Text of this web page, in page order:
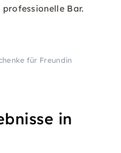
Bar.
für Freundin
in